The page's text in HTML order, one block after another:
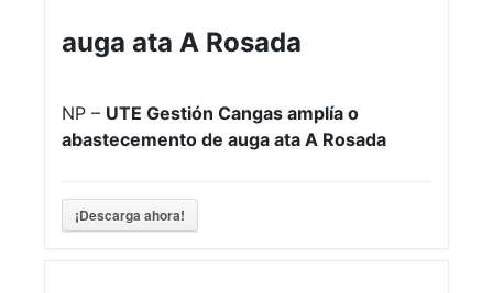
auga ata A Rosada
NP – UTE Gestión Cangas amplía o
abastecemento de auga ata A Rosada
¡Descarga ahora!